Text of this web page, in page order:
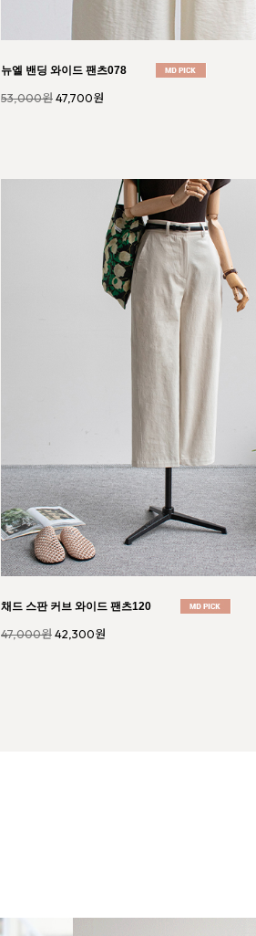
러슬 프론트 버튼 스커트934
44,000원 39,600원
스냅 버튼 퍼프 데님 원피스825
42,000원 37,800원